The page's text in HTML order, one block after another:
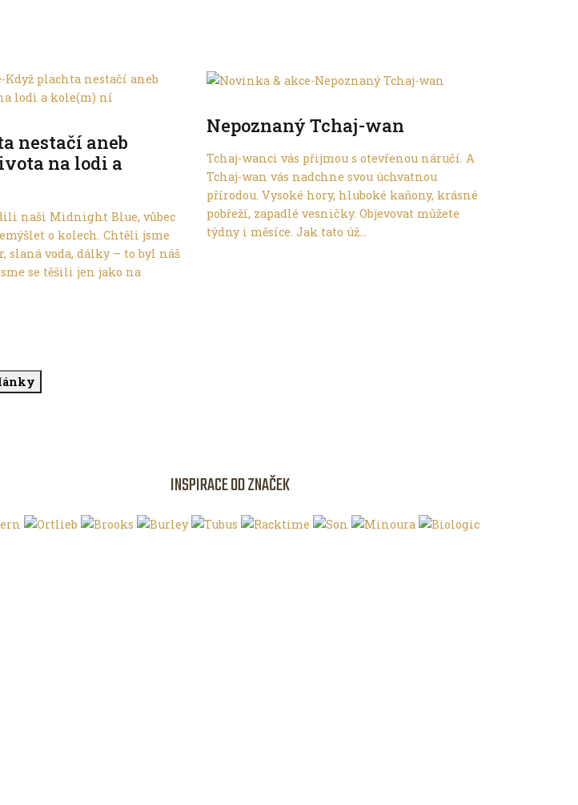
nestačí aneb
na lodi a
naši Midnight Blue, vůbec
o kolech. Chtěli jsme
slaná voda, dálky – to byl náš
se těšili jen jako na
Nepoznaný Tchaj-wan
Tchaj-wanci vás přijmou s otevřenou náručí. A
Tchaj-wan vás nadchne svou úchvatnou
přírodou. Vysoké hory, hluboké kaňony, krásné
pobřeží, zapadlé vesničky. Objevovat můžete
týdny i měsíce. Jak tato úž...
INSPIRACE OD ZNAČEK